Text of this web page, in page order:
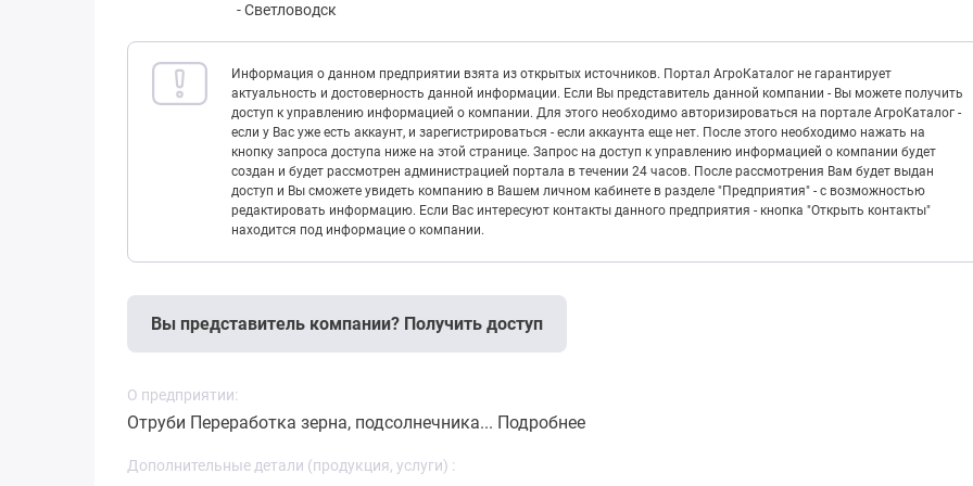
-Светловодск
Информация о данном предприятии взята из открытых источников. Портал АгроКаталог не гарантирует
актуальность и достоверность данной информации. Если Вы представитель данной компании - Вы можете получить
доступ к управлению информацией о компании. Для этого необходимо авторизироваться на портале АгроКаталог -
если у Вас уже есть аккаунт, и зарегистрироваться - если аккаунта еще нет. После этого необходимо нажать на
кнопку запроса доступа ниже на этой странице. Запрос на доступ к управлению информацией о компании будет
создан и будет рассмотрен администрацией портала в течении 24 часов. После рассмотрения Вам будет выдан
доступ и Вы сможете увидеть компанию в Вашем личном кабинете в разделе "Предприятия" - с возможностью
редактировать информацию. Если Вас интересуют контакты данного предприятия - кнопка "Открыть контакты"
находится под информацие о компании.
Вы представитель компании? Получить доступ
О предприятии:
Отруби Переработка зерна, подсолнечника... Подробнее
Дополнительные детали (продукция, услуги) :